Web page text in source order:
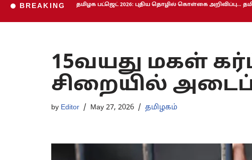
BREAKING தமிழக பட்ஜெட் 2026: புதிய தொழில் கொள்கை அறிவிப்பு…
15வயது மகள்
சிறையில்
by Editor May 27, 2026 தமிழகம்